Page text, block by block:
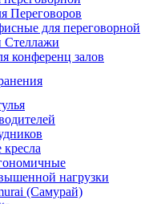
Переговоров
для переговорной
конференц залов
нагрузки
(Самурай)